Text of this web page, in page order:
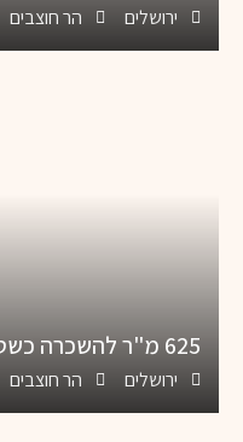
ירושלים הר חוצבים
625 מ"ר להשכרה כשטח תפעולי או משרד
ירושלים הר חוצבים